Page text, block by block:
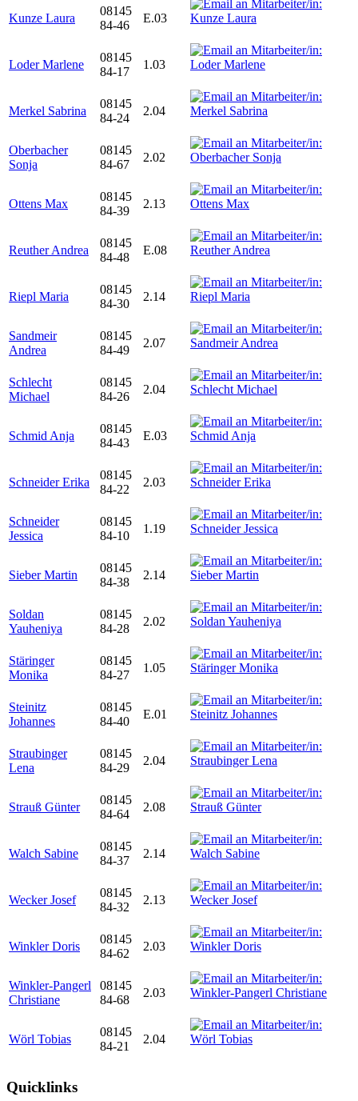
Kunze Laura
08145
84-46
E.03
Loder Marlene
08145
84-17
1.03
Merkel Sabrina
08145
84-24
2.04
Oberbacher
Sonja
08145
84-67
2.02
Ottens Max
08145
84-39
2.13
Reuther Andrea
08145
84-48
E.08
Riepl Maria
08145
84-30
2.14
Sandmeir
Andrea
08145
84-49
2.07
Schlecht
Michael
08145
84-26
2.04
Schmid Anja
08145
84-43
E.03
Schneider Erika
08145
84-22
2.03
Schneider
Jessica
08145
84-10
1.19
Sieber Martin
08145
84-38
2.14
Soldan
Yauheniya
08145
84-28
2.02
Stäringer
Monika
08145
84-27
1.05
Steinitz
Johannes
08145
84-40
E.01
Straubinger
Lena
08145
84-29
2.04
Strauß Günter
08145
84-64
2.08
Walch Sabine
08145
84-37
2.14
Wecker Josef
08145
84-32
2.13
Winkler Doris
08145
84-62
2.03
Winkler-Pangerl
Christiane
08145
84-68
2.03
Wörl Tobias
08145
84-21
2.04
Quicklinks